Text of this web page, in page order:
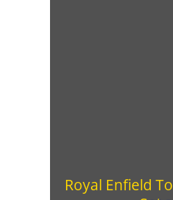
Royal Enfield